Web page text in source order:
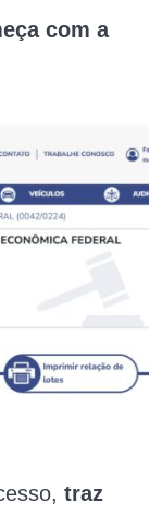
com a
traz